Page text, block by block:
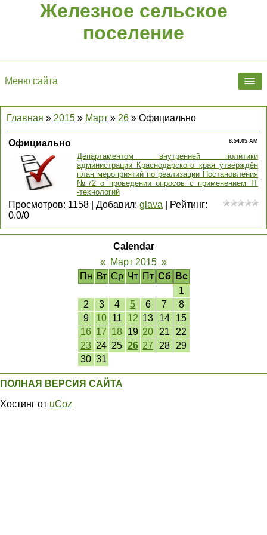
Железное сельское
поселение
Меню сайта
Главная » 2015 » Март » 26 » Официально
8.54.05 AM
Официально
Департаментом внутренней политики
администрации Краснодарского края утверждён
план мероприятий по реализации Постановления
№72 о проведении опросов с применением IT
-технологий
Просмотров: 1158 Добавил: glava Рейтинг:
0.0/0
Calendar
« Март 2015 »
Пн Вт Ср Чт Пт Сб
Вс
1
2
3 4 5 6 7
8
9
10 11 12 13 14
15
16 17 18 19 20 21
22
23 24 25 26 27 28
29
30 31
ПОЛНАЯ ВЕРСИЯ САЙТА
Хостинг от uCoz